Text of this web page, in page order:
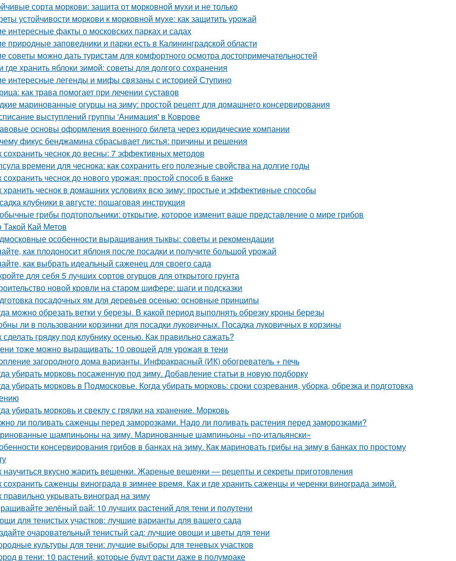
сорта моркови: защита от морковной мухи и не только
устойчивости моркови к морковной мухе: как защитить урожай
интересные факты о московских парках и садах
природные заповедники и парки есть в Калининградской области
советы можно дать туристам для комфортного осмотра достопримечательностей
где хранить яблоки зимой: советы для долгого сохранения
интересные легенды и мифы связаны с историей Ступино
как трава помогает при лечении суставов
маринованные огурцы на зиму: простой рецепт для домашнего консервирования
выступлений группы 'Анимация' в Коврове
основы оформления военного билета через юридические компании
фикус бенджамина сбрасывает листья: причины и решения
сохранить чеснок до весны: 7 эффективных методов
времени для чеснока: как сохранить его полезные свойства на долгие годы
сохранить чеснок до нового урожая: простой способ в банке
хранить чеснок в домашних условиях всю зиму: простые и эффективные способы
клубники в августе: пошаговая инструкция
грибы подтопольники: открытие, которое изменит ваше представление о мире грибов
Такой Кай Метов
особенности выращивания тыквы: советы и рекомендации
как плодоносит яблоня после посадки и получите большой урожай
как выбрать идеальный саженец для своего сада
для себя 5 лучших сортов огурцов для открытого грунта
новой кровли на старом шифере: шаги и подсказки
посадочных ям для деревьев осенью: основные принципы
можно обрезать ветки у березы. В какой период выполнять обрезку кроны березы
ли в пользовании корзинки для посадки луковичных. Посадка луковичных в корзины
сделать грядку под клубнику осенью. Как правильно сажать?
тоже можно выращивать: 10 овощей для урожая в тени
загородного дома варианты. Инфракрасный (ИК) обогреватель + печь
убирать морковь посаженную под зиму. Добавление статьи в новую подборку
убирать морковь в Подмосковье. Когда убирать морковь: сроки созревания, уборка, обрезка и подготовка
убирать морковь и свеклу с грядки на хранение. Морковь
ли поливать саженцы перед заморозками. Надо ли поливать растения перед заморозками?
шампиньоны на зиму. Маринованные шампиньоны «по-итальянски»
консервирования грибов в банках на зиму. Как мариновать грибы на зиму в банках по простому
научиться вкусно жарить вешенки. Жареные вешенки — рецепты и секреты приготовления
сохранить саженцы винограда в зимнее время. Как и где хранить саженцы и черенки винограда зимой.
правильно укрывать виноград на зиму
зелёный рай: 10 лучших растений для тени и полутени
для тенистых участков: лучшие варианты для вашего сада
очаровательный тенистый сад: лучшие овощи и цветы для тени
культуры для тени: лучшие выборы для теневых участков
в тени: 10 растений, которые будут расти даже в полумраке